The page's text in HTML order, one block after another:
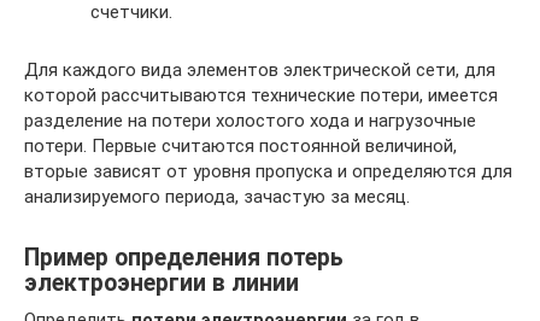
счетчики.
Для каждого вида элементов электрической сети, для
которой рассчитываются технические потери, имеется
разделение на потери холостого хода и нагрузочные
потери. Первые считаются постоянной величиной,
вторые зависят от уровня пропуска и определяются для
анализируемого периода, зачастую за месяц.
Пример определения потерь
электроэнергии в линии